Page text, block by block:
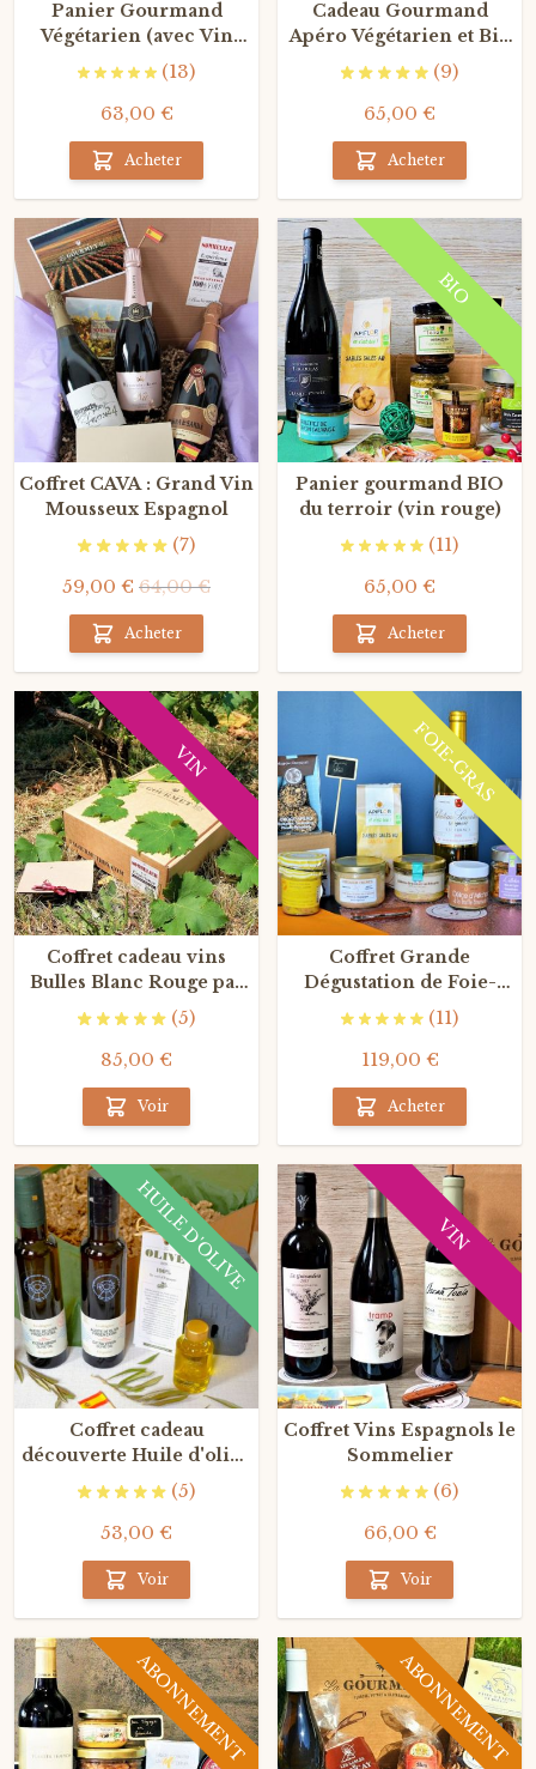
Panier Gourmand
Végétarien (avec Vin
Blanc)(13)
63,00 €
Acheter
Cadeau Gourmand
Apéro Végétarien et Bio
La Nature Box (au vin
Rouge)
(9)
65,00 €
Acheter
Coffret CAVA : Grand Vin
Mousseux Espagnol
(7)
59,00 € 64,00 €
Acheter
BIO
Panier gourmand BIO
du terroir (vin rouge)
(11)
65,00 €
Acheter
VIN
Coffret cadeau vins
Bulles Blanc Rouge par
La Gourmet Box
(5)
85,00 €
Voir
FOIE-GRAS
Coffret Grande
Dégustation de Foie-
Gras artisanaux et
Sauternes
(11)
119,00 €
Acheter
HUILE D'OLIVE
Coffret cadeau
découverte Huile d'olive
Box TRÈS-OR
(5)
53,00 €
Voir
VIN
Coffret Vins Espagnols le
Sommelier
(6)
66,00 €
Voir
ABONNEMENT ABONNEMENT